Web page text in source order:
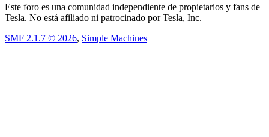
Este foro es una comunidad independiente de propietarios y fans de
Tesla. No está afiliado ni patrocinado por Tesla, Inc.
SMF 2.1.7 © 2026, Simple Machines